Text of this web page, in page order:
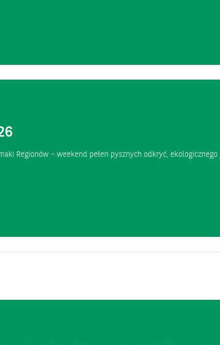
Regionów – weekend pełen pysznych odkryć,